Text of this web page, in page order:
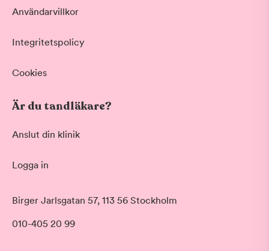
Grundlig kontroll av tänder och tandkött
Professionell rengöring och puts
Skonsam blekning för vitare tänder
Datum
Tid på dagen
Morgon
Förmiddag
Användarvillkor
Integritetspolicy
Cookies
Är du tandläkare?
Anslut din klinik
Logga in
Birger Jarlsgatan 57, 113 56 Stockholm
010-405 20 99